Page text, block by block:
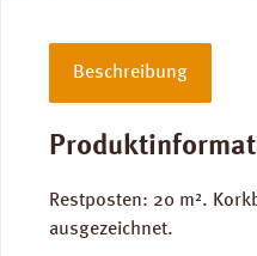
Beschreibung
Restposten: 20 m².
ausgezeichnet.